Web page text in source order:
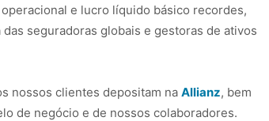
e lucro líquido básico recordes,
seguradoras globais e gestoras de ativos
nossos clientes depositam na Allianz, bem
de negócio e de nossos colaboradores.